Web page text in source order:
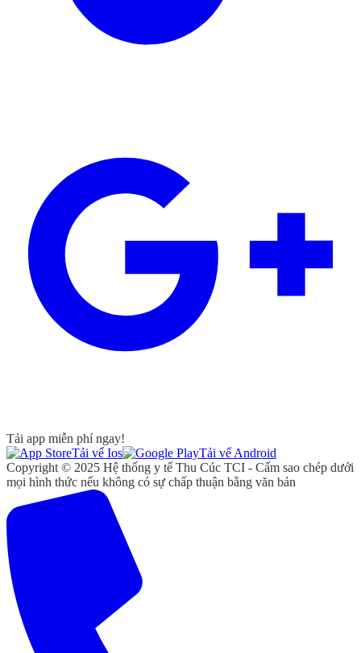
Tải app miễn phí ngay!
Tải vể Ios
Tải vể Android
Copyright © 2025 Hệ thống y tế Thu Cúc TCI - Cấm sao chép dưới
mọi hình thức nếu không có sự chấp thuận bằng văn bản